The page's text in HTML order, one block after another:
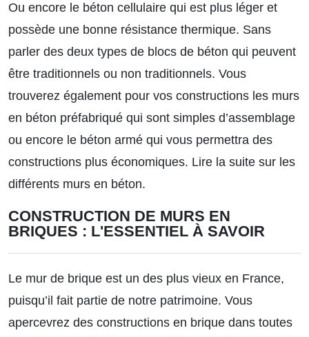
Ou encore le béton cellulaire qui est plus léger et
possède une bonne résistance thermique. Sans
parler des deux types de blocs de béton qui peuvent
être traditionnels ou non traditionnels. Vous
trouverez également pour vos constructions les murs
en béton préfabriqué qui sont simples d’assemblage
ou encore le béton armé qui vous permettra des
constructions plus économiques. Lire la suite sur les
différents murs en béton.
CONSTRUCTION DE MURS EN
BRIQUES : L'ESSENTIEL À SAVOIR
Le mur de brique est un des plus vieux en France,
puisqu’il fait partie de notre patrimoine. Vous
apercevrez des constructions en brique dans toutes